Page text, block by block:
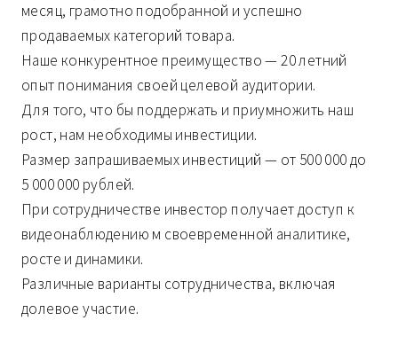
месяц, грамотно подобранной и успешно
продаваемых категорий товара.
Наше конкурентное преимущество — 20 летний
опыт понимания своей целевой аудитории.
Для того, что бы поддержать и приумножить наш
рост, нам необходимы инвестиции.
Размер запрашиваемых инвестиций — от 500 000 до
5 000 000 рублей.
При сотрудничестве инвестор получает доступ к
видеонаблюдению м своевременной аналитике,
росте и динамики.
Различные варианты сотрудничества, включая
долевое участие.